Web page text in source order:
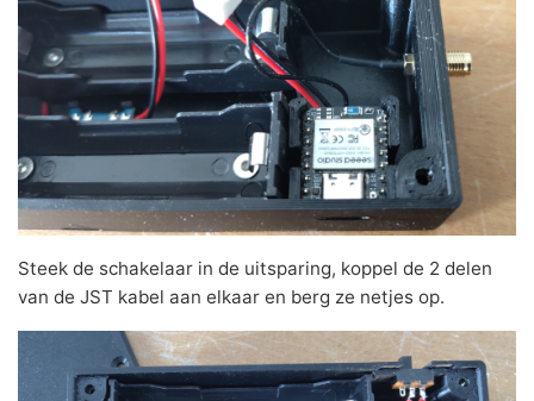
Steek de schakelaar in de uitsparing, koppel de 2 delen
van de JST kabel aan elkaar en berg ze netjes op.